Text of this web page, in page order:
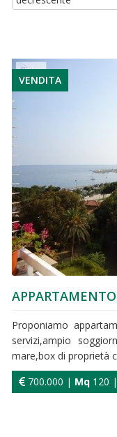
VENDITA
Proponiamo
servizi,ampio
mare,box di proprietà
700.000 | Mq 120